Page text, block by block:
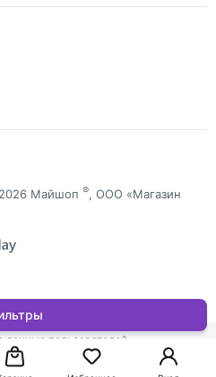
Майшоп ®, ООО «Магазин
пользователей
сервисов. Запретить